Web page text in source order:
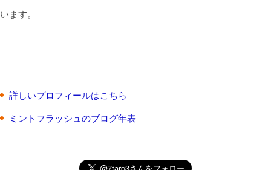
います。
詳しいプロフィールはこちら
ミントフラッシュのブログ年表